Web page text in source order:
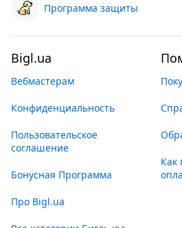
Программа защиты
Bigl.ua
Вебмастерам
Конфиденциальность
Пользовательское
соглашение
Бонусная Программа
Про Bigl.ua
Как